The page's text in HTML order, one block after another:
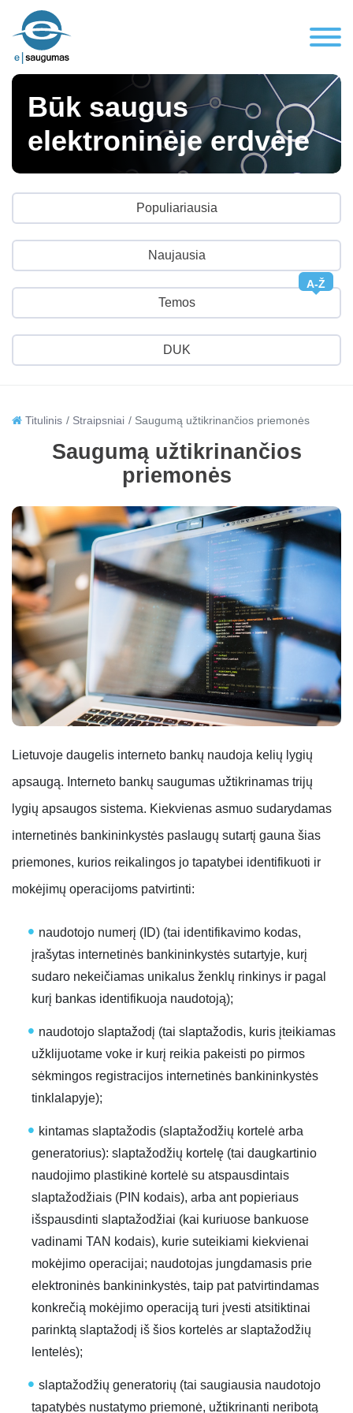
Būk saugus
elektroninėje erdvėje
Populiariausia
Naujausia
Temos
A-Ž
DUK
Titulinis Straipsniai Saugumą užtikrinančios priemonės
Saugumą užtikrinančios
priemonės
Lietuvoje daugelis interneto bankų naudoja kelių lygių
apsaugą. Interneto bankų saugumas užtikrinamas trijų
lygių apsaugos sistema. Kiekvienas asmuo sudarydamas
internetinės bankininkystės paslaugų sutartį gauna šias
priemones, kurios reikalingos jo tapatybei identifikuoti ir
mokėjimų operacijoms patvirtinti:
naudotojo numerį (ID) (tai identifikavimo kodas,
įrašytas internetinės bankininkystės sutartyje, kurį
sudaro nekeičiamas unikalus ženklų rinkinys ir pagal
kurį bankas identifikuoja naudotoją);
naudotojo slaptažodį (tai slaptažodis, kuris įteikiamas
užklijuotame voke ir kurį reikia pakeisti po pirmos
sėkmingos registracijos internetinės bankininkystės
tinklalapyje);
kintamas slaptažodis (slaptažodžių kortelė arba
generatorius): slaptažodžių kortelę (tai daugkartinio
naudojimo plastikinė kortelė su atspausdintais
slaptažodžiais (PIN kodais), arba ant popieriaus
išspausdinti slaptažodžiai (kai kuriuose bankuose
vadinami TAN kodais), kurie suteikiami kiekvienai
mokėjimo operacijai; naudotojas jungdamasis prie
elektroninės bankininkystės, taip pat patvirtindamas
konkrečią mokėjimo operaciją turi įvesti atsitiktinai
parinktą slaptažodį iš šios kortelės ar slaptažodžių
lentelės);
slaptažodžių generatorių (tai saugiausia naudotojo
tapatybės nustatymo priemonė, užtikrinanti neribotą